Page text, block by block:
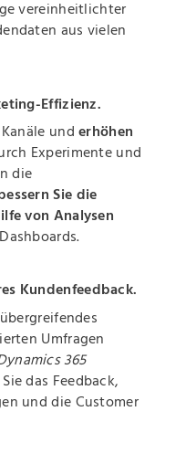
vereinheitlichter
aus vielen
Effizienz.
underhöhen
Experimente und
die
Sie die
von Analysen
Kundenfeedback.
Umfragen
365
das Feedback,
und die Customer